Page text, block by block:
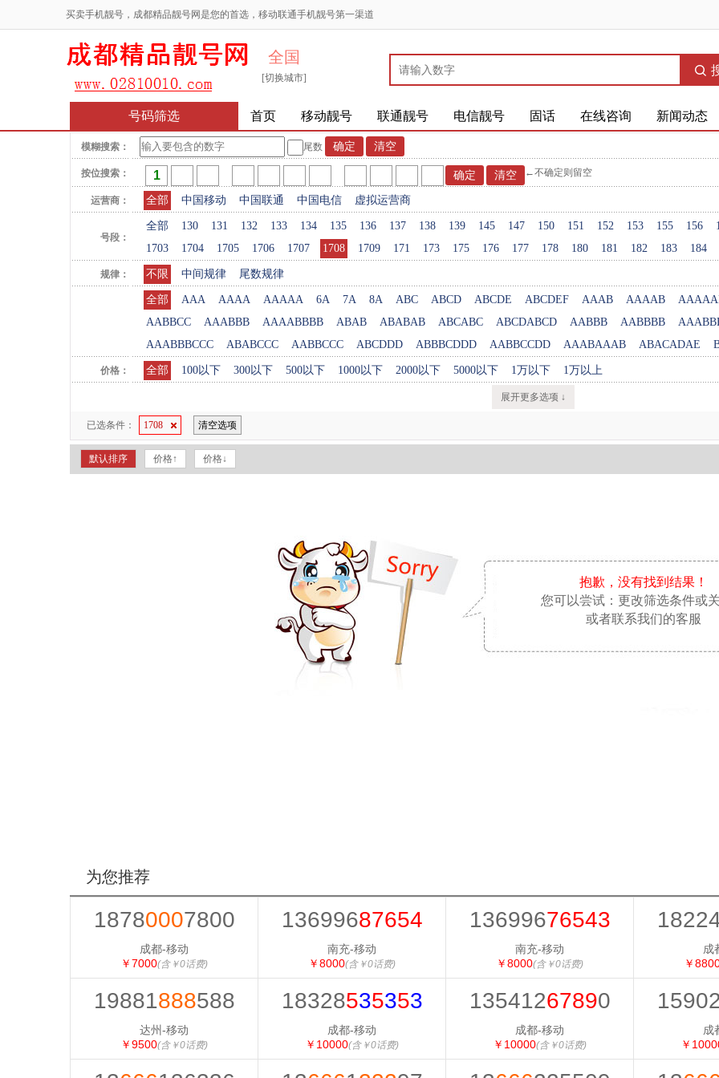
买卖手机靓号，成都精品靓号网是您的首选，移动联通手机靓号第一渠道
全国
[切换城市]
号码筛选 首页 移动靓号 联通靓号 电信靓号 固话 在线咨询 新闻动态
模糊搜索： 尾数
按位搜索： ←不确定则留空
运营商： 全部 中国移动 中国联通 中国电信 虚拟运营商
号段：
全部 130 131 132 133 134 135 136 137 138 139 145 147 150 151 152 153 155 156
1703
1704 1705 1706 1707 1708 1709 171 173 175 176 177 178 180 181 182 183 184
规律： 不限 中间规律 尾数规律
全部 AAA AAAA AAAAA 6A 7A 8A ABC ABCD ABCDE ABCDEF AAAB AAAAB
AABBCC
AAABBB AAAABBBB ABAB ABABAB ABCABC ABCDABCD AABBB AABBBB
AAABBBCCC
ABABCCC AABBCCC ABCDDD ABBBCDDD AABBCCDD AAABAAAB ABACADAE
价格： 全部 100以下 300以下 500以下 1000以下 2000以下 5000以下 1万以下 1万以上
展开更多选项 ↓
已选条件： 1708 清空选项
默认排序 价格↑ 价格↓
抱歉，没有找到结果！
您可以尝试：更改筛选条件或
或者联系我们的客服
为您推荐
18780007800
成都-移动
￥7000(含￥0话费)
13699687654
南充-移动
￥8000(含￥0话费)
13699676543
南充-移动
￥8000(含￥0话费)
成
￥
19881888588
达州-移动
￥9500(含￥0话费)
18328535353
成都-移动
￥10000(含￥0话费)
13541267890
成都-移动
￥10000(含￥0话费)
成
￥